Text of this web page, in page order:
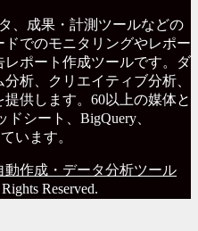
、成果・計測ツールなどの
でのモニタリングやレポー
レポート作成ツールです。ダ
析、クリエイティブ分析、
供します。60以上の媒体と
シート、BigQuery、
います。
動作成・データ分析ツール
Reserved.